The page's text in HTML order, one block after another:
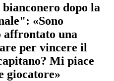
dopo la
«Sono
affrontato una
per vincere il
Mi piace
giocatore»